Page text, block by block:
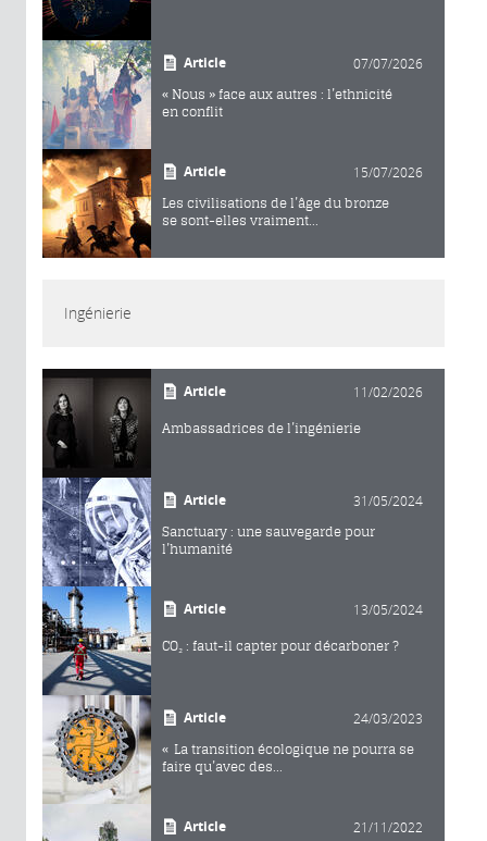
Article 07/07/2026
« Nous » face aux autres : l’ethnicité
en conflit
Article 15/07/2026
Les civilisations de l’âge du bronze
se sont-elles vraiment...
Ingénierie
Article 11/02/2026
Ambassadrices de l’ingénierie
Article 31/05/2024
Sanctuary : une sauvegarde pour
l’humanité
Article 13/05/2024
CO₂ : faut-il capter pour décarboner ?
Article 24/03/2023
« La transition écologique ne pourra se
faire qu’avec des...
Article 21/11/2022